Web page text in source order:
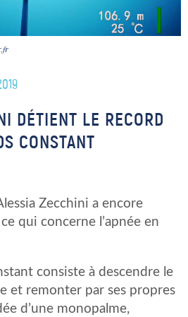
DÉTIENT LE RECORD
CONSTANT
Zecchini a encore
qui concerne l’apnée en
consiste à descendre le
et remonter par ses propres
d’une monopalme,